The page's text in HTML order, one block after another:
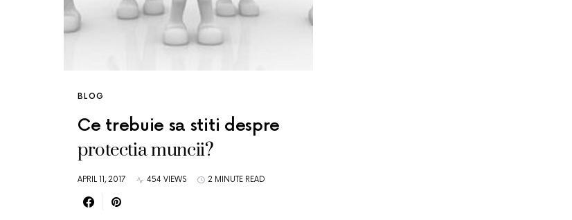
BLOG
Ce trebuie sa stiti despre
protectia muncii?
APRIL 11, 2017 454 VIEWS 2 MINUTE READ